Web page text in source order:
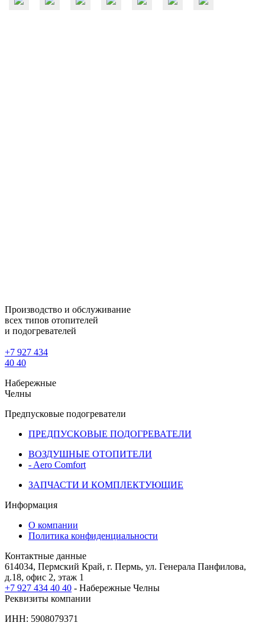
Производство и обслуживание
всех типов отопителей
и подогревателей
+7 927 434
40 40
Набережные
Челны
Предпусковые подогреватели
ПРЕДПУСКОВЫЕ ПОДОГРЕВАТЕЛИ
ВОЗДУШНЫЕ ОТОПИТЕЛИ
- Aero Comfort
ЗАПЧАСТИ И КОМПЛЕКТУЮЩИЕ
Информация
О компании
Политика конфиденциальности
Контактные данные
614034, Пермский Край, г. Пермь, ул. Генерала Панфилова,
д.18, офис 2, этаж 1
+7 927 434 40 40 - Набережные Челны
Реквизиты компании
ИНН: 5908079371